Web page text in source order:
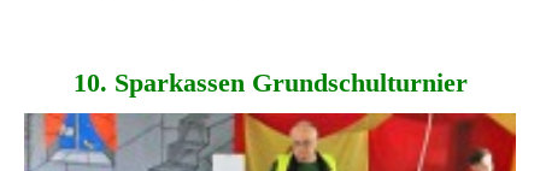
10. Spar­kassen Grund­schul­turnier